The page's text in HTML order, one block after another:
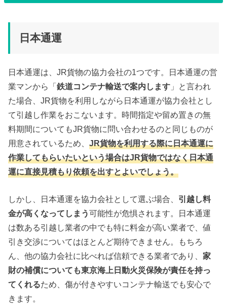
日本通運
日本通運は、JR貨物の協力会社の1つです。日本通運の営
業マンから「鉄道コンテナ輸送で案内します 」と言われ
た場合、JR貨物を利用しながら日本通運が協力会社とし
て引越し作業をおこないます。時間指定や留め置きの無
料期間についてもJR貨物に問い合わせるのと同じものが
用意されているため、JR貨物を利用する際に日本通運に
作業してもらいたいという場合はJR貨物ではなく日本通
運に直接見積もり依頼を出すとよいでしょう。
しかし、日本通運を協力会社として選ぶ場合、 引越し料
金が高くなってしまう可能性が危惧されます。日本通運
は数ある引越し業者の中でも特に料金が高い業者で、値
引き交渉についてはほとんど期待できません。もちろ
ん、他の協力会社に比べれば信頼できる業者であり、家
財の補償についても東京海上日動火災保険が責任を持っ
てくれるため、傷が付きやすいコンテナ輸送でも安心で
きます。